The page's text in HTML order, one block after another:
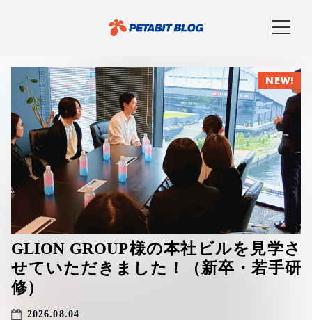
NEW!
GLION GROUP様の本社ビルを見学さ
せていただきました！（新卒・若手研
修）
2026.08.04